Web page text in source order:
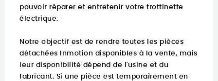
pouvoir réparer et entretenir votre trottinette
électrique.
Notre objectif est de rendre toutes les pièces
détachées Inmotion disponibles à la vente, mais
leur disponibilité dépend de l'usine et du
fabricant. Si une pièce est temporairement en